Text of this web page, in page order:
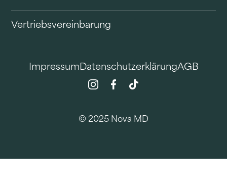
Vertriebsvereinbarung
Impressum DatenschutzerklärungAGB
© 2025 Nova MD